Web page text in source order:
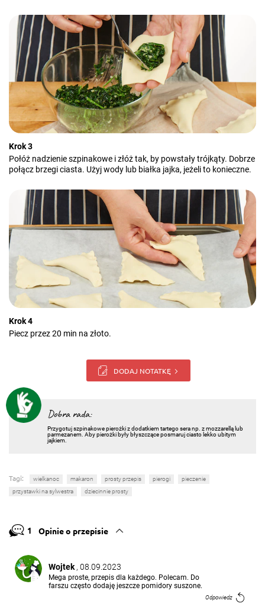
Krok 3
Połóż nadzienie szpinakowe i złóż tak, by powstały trójkąty. Dobrze
połącz brzegi ciasta. Użyj wody lub białka jajka, jeżeli to konieczne.
Krok 4
Piecz przez 20 min na złoto.
DODAJ NOTATKĘ
Dobra rada:
Przygotuj szpinakowe pierożki z dodatkiem tartego sera np. z mozzarellą lub
parmezanem. Aby pierożki były błyszczące posmaruj ciasto lekko ubitym
jajkiem.
Tagi: wielkanoc makaron prosty przepis pierogi
pieczenie
przystawki na sylwestra
dziecinnie prosty
1 Opinie o przepisie
Wojtek, 08.09.2023
Mega proste, przepis dla każdego. Polecam. Do
farszu często dodaję jeszcze pomidory suszone.
Odpowiedz